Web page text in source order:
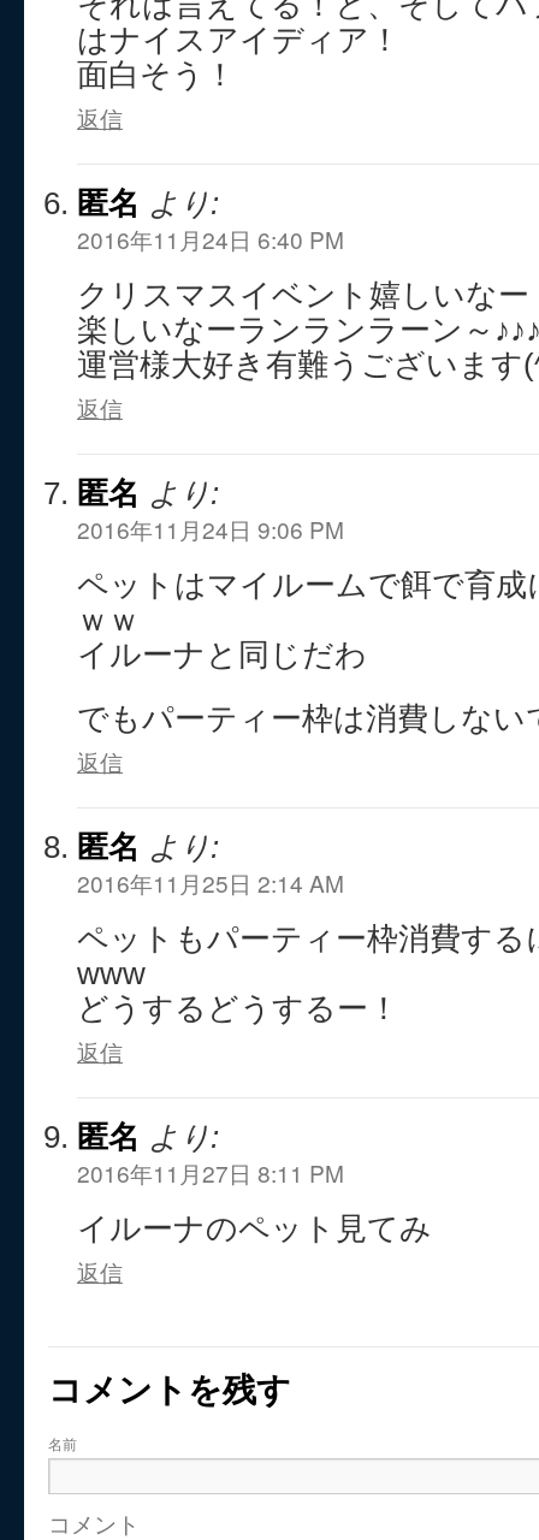
はナイスアイディア！
面白そう！
返信
匿名 より:
2016年11月24日 6:40 PM
クリスマスイベント嬉しいなー
楽しいなーランランラーン～
運営様大好き有難うございます
返信
匿名 より:
2016年11月24日 9:06 PM
ペットはマイルームで餌で育
ｗｗ
イルーナと同じだわ
でもパーティー枠は消費しな
返信
匿名 より:
2016年11月25日 2:14 AM
ペットもパーティー枠消費す
www
どうするどうするー！
返信
匿名 より:
2016年11月27日 8:11 PM
イルーナのペット見てみ
返信
コメントを残す
名前
コメント